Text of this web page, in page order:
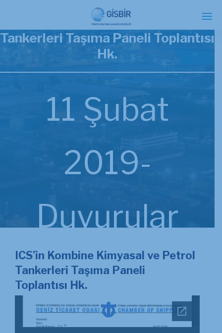
ICS’in Kombine Kimyasal ve Petrol
Tankerleri Taşıma Paneli Toplantısı
Hk.
11 Şubat
2019-
Duyurular
ICS’in Kombine Kimyasal ve Petrol
Tankerleri Taşıma Paneli
Toplantısı Hk.